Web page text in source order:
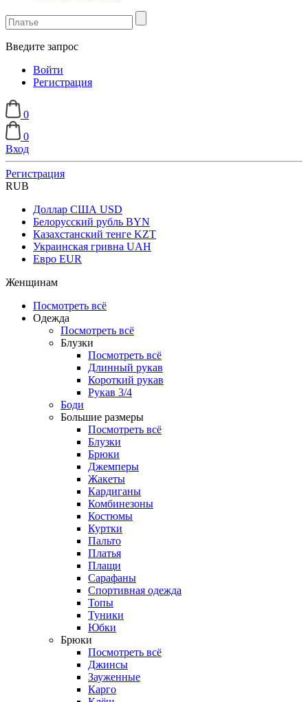
Введите запрос
Войти
Регистрация
0
0
Вход
Регистрация
RUB
Доллар США USD
Белорусский рубль BYN
Казахстанский тенге KZT
Украинская гривна UAH
Евро EUR
Женщинам
Посмотреть всё
Одежда
Посмотреть всё
Блузки
Посмотреть всё
Длинный рукав
Короткий рукав
Рукав 3/4
Боди
Большие размеры
Посмотреть всё
Блузки
Брюки
Джемперы
Жакеты
Кардиганы
Комбинезоны
Костюмы
Куртки
Пальто
Платья
Плащи
Сарафаны
Спортивная одежда
Топы
Туники
Юбки
Брюки
Посмотреть всё
Джинсы
Зауженные
Карго